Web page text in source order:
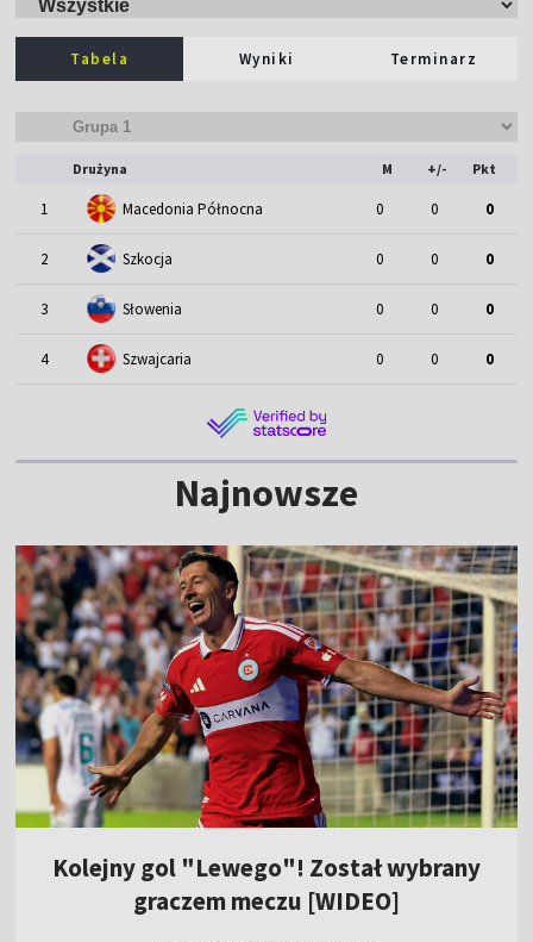
Tabela Wyniki Terminarz
Drużyna M +/- Pkt
1 Macedonia Północna 0 0 0
2 Szkocja 0 0 0
3 Słowenia 0 0 0
4 Szwajcaria 0 0 0
Najnowsze
Kolejny gol "Lewego"! Został wybrany
graczem meczu [WIDEO]